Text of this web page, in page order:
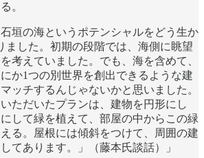
。
石垣の海というポテンシャルをどう生か
ました。初期の段階では、海側に眺望
考えていました。でも、海を含めて、
か1つの別世界を創出できるような建
ッチするんじゃないかと思いました。
ただいたプランは、建物を円形にし
して緑を植えて、部屋の中からこの緑
る。屋根には傾斜をつけて、周囲の建
てあります。」（藤本氏談話）」